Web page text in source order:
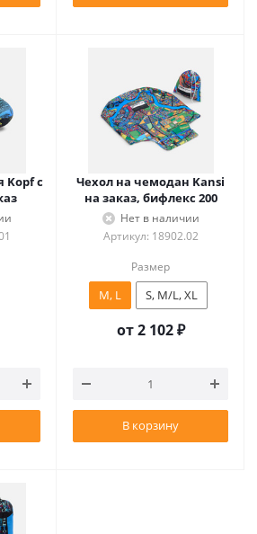
Kopf с
Чехол на чемодан Kansi
на заказ, бифлекс 200
Нет в наличии
Артикул: 18902.02
Размер
M, L S, M/L, XL
от2 102 ₽
В корзину